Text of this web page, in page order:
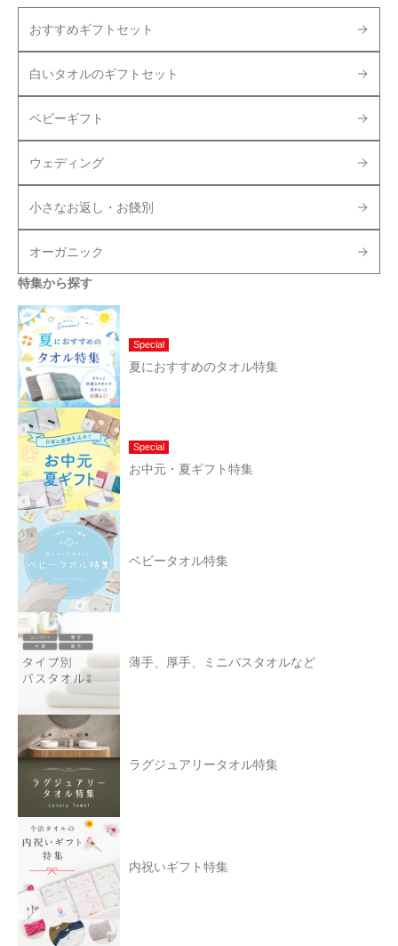
おすすめギフトセット
白いタオルのギフトセット
ベビーギフト
ウェディング
小さなお返し・お餞別
オーガニック
特集から探す
Special
夏におすすめのタオル特集
Special
お中元・夏ギフト特集
ベビータオル特集
薄手、厚手、ミニバスタオルなど
ラグジュアリータオル特集
内祝いギフト特集